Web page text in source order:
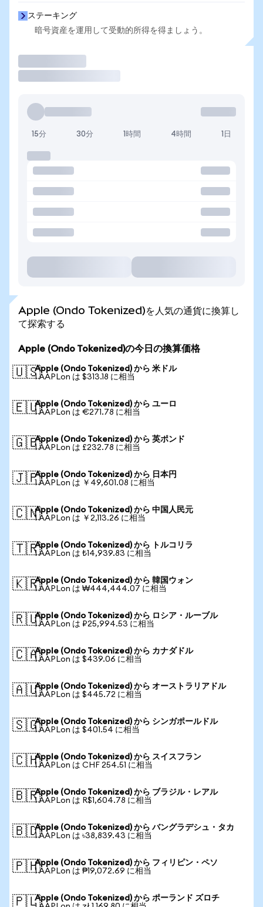
ステーキング
暗号資産を運用して受動的所得を得ましょう。
15分 30分 1時間 4時間 1日
Apple (Ondo Tokenized)を人気の通貨に換算し
て探索する
Apple (Ondo Tokenized)の今日の換算価格
🇺🇸Apple (Ondo Tokenized) から 米ドル
1 AAPLon は $313.18 に相当
🇪🇺Apple (Ondo Tokenized) から ユーロ
1 AAPLon は €271.78 に相当
🇬🇧Apple (Ondo Tokenized) から 英ポンド
1 AAPLon は £232.78 に相当
🇯🇵Apple (Ondo Tokenized) から 日本円
1 AAPLon は ￥49,601.08 に相当
🇨🇳Apple (Ondo Tokenized) から 中国人民元
1 AAPLon は ￥2,113.26 に相当
🇹🇷Apple (Ondo Tokenized) から トルコリラ
1 AAPLon は ₺14,939.83 に相当
🇰🇷Apple (Ondo Tokenized) から 韓国ウォン
1 AAPLon は ₩444,444.07 に相当
🇷🇺Apple (Ondo Tokenized) から ロシア・ルーブル
1 AAPLon は ₽25,994.53 に相当
🇨🇦Apple (Ondo Tokenized) から カナダドル
1 AAPLon は $439.06 に相当
🇦🇺Apple (Ondo Tokenized) から オーストラリアドル
1 AAPLon は $445.72 に相当
🇸🇬Apple (Ondo Tokenized) から シンガポールドル
1 AAPLon は $401.54 に相当
🇨🇭Apple (Ondo Tokenized) から スイスフラン
1 AAPLon は CHF 254.51 に相当
🇧🇷Apple (Ondo Tokenized) から ブラジル・レアル
1 AAPLon は R$1,604.78 に相当
🇧🇩Apple (Ondo Tokenized) から バングラデシュ・タカ
1 AAPLon は ৳38,839.43 に相当
🇵🇭Apple (Ondo Tokenized) から フィリピン・ペソ
1 AAPLon は ₱19,072.69 に相当
🇵🇱Apple (Ondo Tokenized) から ポーランド ズロチ